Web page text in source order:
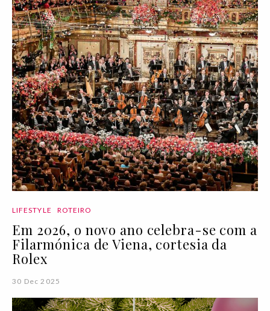
LIFESTYLE ROTEIRO
Em 2026, o novo ano celebra-se com a
Filarmónica de Viena, cortesia da
Rolex
30 Dec 2025